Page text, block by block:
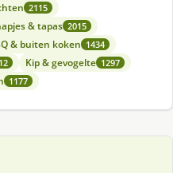
2115
& tapas 2015
& buiten koken 1434
Kip & gevogelte 1297
1177